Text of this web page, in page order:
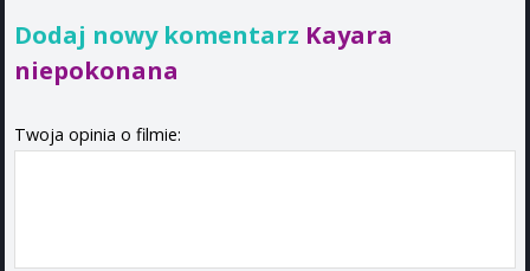
Dodaj nowy komentarz Kayara
niepokonana
Twoja opinia o filmie: